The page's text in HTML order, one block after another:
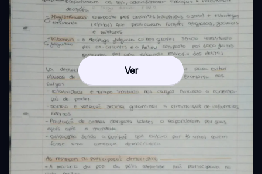
Ver